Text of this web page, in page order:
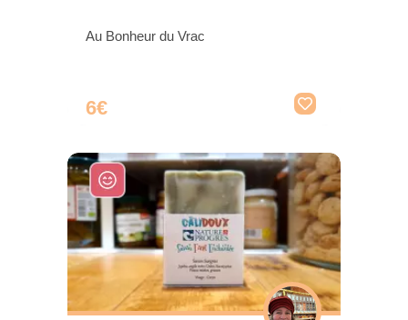
Au Bonheur du Vrac
6€